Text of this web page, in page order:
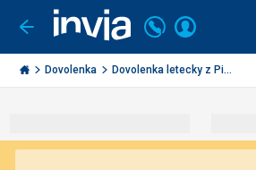
Ísť
späť
Invia.sk
Volajte
+421
2
3221
Prihlásiť
Dovolenka Dovolenka letecky z Pi...